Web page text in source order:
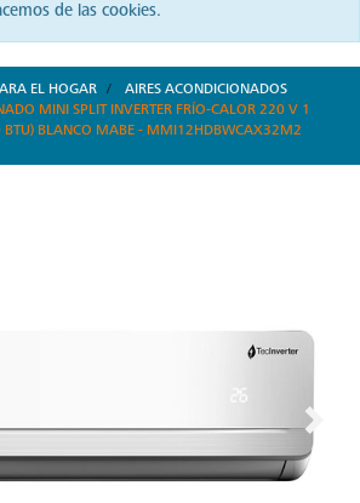
de las cookies.
EL HOGAR
AIRES ACONDICIONADOS
MINI SPLIT INVERTER FRÍO-CALOR 220 V 1
BLANCO MABE - MMI12HDBWCAX32M2